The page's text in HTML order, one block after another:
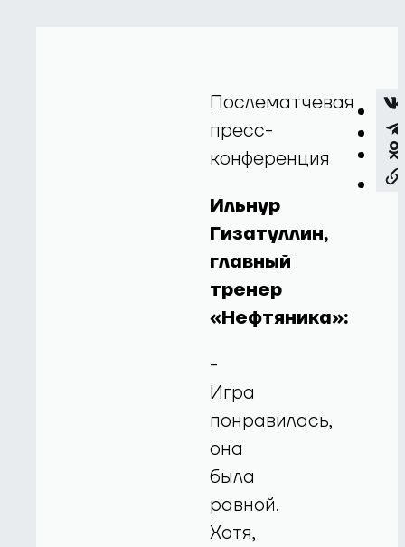
Послематчевая
пресс-
конференция
Ильнур
Гизатуллин,
главный
тренер
«Нефтяника»:
-
Игра
понравилась,
она
была
равной.
Хотя,